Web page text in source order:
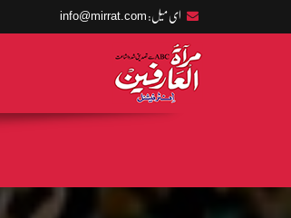
ای میل: info@mirrat.com